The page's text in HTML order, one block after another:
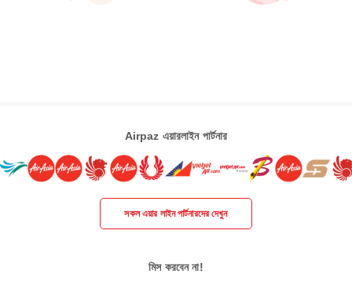
Airpaz এয়ারলাইন পার্টনার
সকল এয়ার লাইন পার্টনারদের দেখুন
মিস করবেন না!